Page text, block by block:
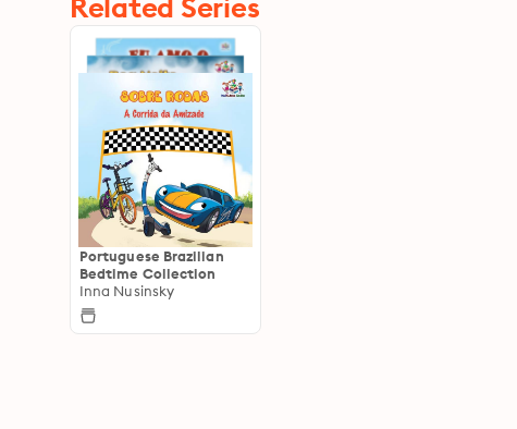
Portuguese Brazilian
Bedtime Collection
Inna Nusinsky